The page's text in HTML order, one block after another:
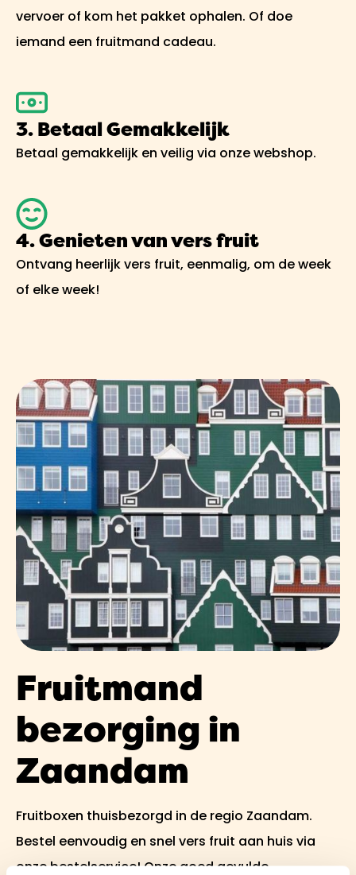
vervoer of kom het pakket ophalen. Of doe
iemand een fruitmand cadeau.
3. Betaal Gemakkelijk
Betaal gemakkelijk en veilig via onze webshop.
4. Genieten van vers fruit
Ontvang heerlijk vers fruit, eenmalig, om de week
of elke week!
Fruitmand
bezorging in
Zaandam
Fruitboxen thuisbezorgd in de regio Zaandam.
Bestel eenvoudig en snel vers fruit aan huis via
onze bestelservice! Onze goed gevulde